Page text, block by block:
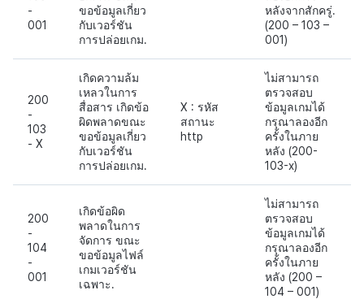
-
001
ขอข้อมูลเกี่ยว
กับเวอร์ชัน
การปล่อยเกม.
หลังจากสักครู่.
(200 – 103 –
001)
200
-
103
- X
เกิดความล้ม
เหลวในการ
สื่อสาร เกิดข้อ
ผิดพลาดขณะ
ขอข้อมูลเกี่ยว
กับเวอร์ชัน
การปล่อยเกม.
X : รหัส
สถานะ
http
ไม่สามารถ
ตรวจสอบ
ข้อมูลเกมได้
กรุณาลองอีก
ครั้งในภาย
หลัง (200-
103-x)
200
-
104
-
001
เกิดข้อผิด
พลาดในการ
จัดการ ขณะ
ขอข้อมูลไฟล์
เกมเวอร์ชัน
เฉพาะ.
ไม่สามารถ
ตรวจสอบ
ข้อมูลเกมได้
กรุณาลองอีก
ครั้งในภาย
หลัง (200 –
104 – 001)